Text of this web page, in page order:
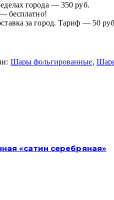
города — 350 руб.
бесплатно!
за город. Тариф — 50
Шары фольгированные,
«сатин серебряная»